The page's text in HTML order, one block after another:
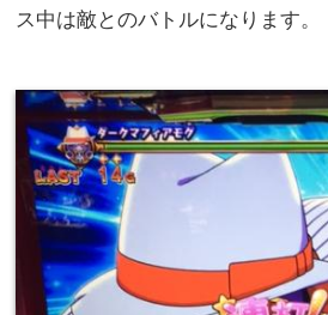
ス中は敵とのバトルになります。